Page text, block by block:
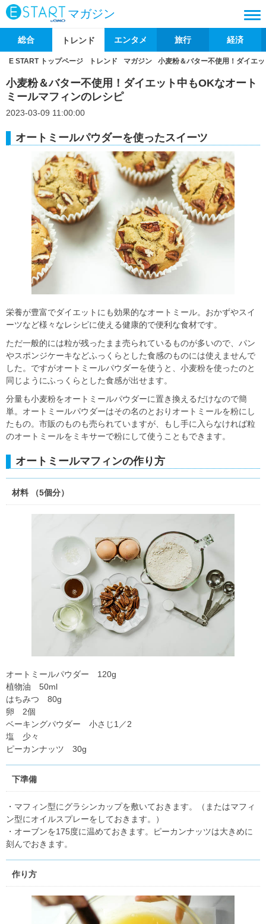
マガジン
総合 トレンド エンタメ 旅行 経済
E START トップページ トレンド マガジン 小麦粉＆バター不使用！ダイエ
小麦粉＆バター不使用！ダイエット中もOKなオート
ミールマフィンのレシピ
2023-03-09 11:00:00
オートミールパウダーを使ったスイーツ
栄養が豊富でダイエットにも効果的なオートミール。おかずやスイ
ーツなど様々なレシピに使える健康的で便利な食材です。
ただ一般的には粒が残ったまま売られているものが多いので、パン
やスポンジケーキなどふっくらとした食感のものには使えませんで
した。ですがオートミールパウダーを使うと、小麦粉を使ったのと
同じようにふっくらとした食感が出せます。
分量も小麦粉をオートミールパウダーに置き換えるだけなので簡
単。オートミールパウダーはその名のとおりオートミールを粉にし
たもの。市販のものも売られていますが、もし手に入らなければ粒
のオートミールをミキサーで粉にして使うこともできます。
オートミールマフィンの作り方
材料 （5個分）
オートミールパウダー 120g
植物油 50ml
はちみつ 80g
卵 2個
ベーキングパウダー 小さじ1／2
塩 少々
ピーカンナッツ 30g
下準備
・マフィン型にグラシンカップを敷いておきます。（またはマフィ
ン型にオイルスプレーをしておきます。）
・オーブンを175度に温めておきます。ピーカンナッツは大きめに
刻んでおきます。
作り方